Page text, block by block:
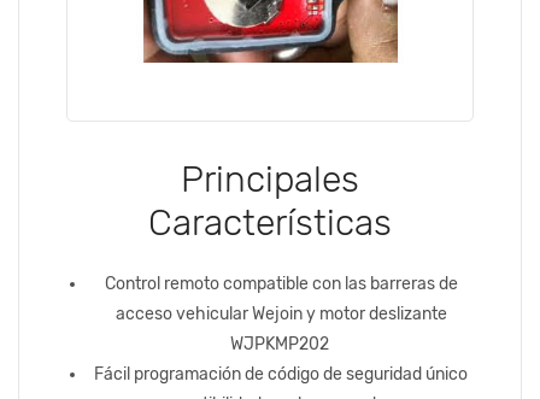
Principales
Características
Control remoto compatible con las barreras de
acceso vehicular Wejoin y motor deslizante
WJPKMP202
Fácil programación de código de seguridad único